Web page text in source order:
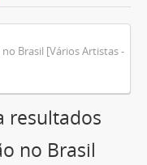
Brasil [Vários Artistas -
resultados
no Brasil